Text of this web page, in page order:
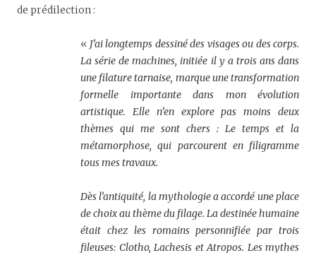
de prédilection :
« J’ai longtemps dessiné des visages ou des corps.
La série de machines, initiée il y a trois ans dans
une filature tarnaise, marque une transformation
formelle importante dans mon évolution
artistique. Elle n’en explore pas moins deux
thèmes qui me sont chers : Le temps et la
métamorphose, qui parcourent en filigramme
tous mes travaux.
Dès l’antiquité, la mythologie a accordé une place
de choix au thème du filage. La destinée humaine
était chez les romains personnifiée par trois
fileuses: Clotho, Lachesis et Atropos. Les mythes